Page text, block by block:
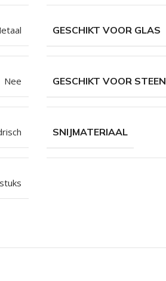
GESCHIKT VOOR GLAS
Nee GESCHIKT VOOR STEEN
SNIJMATERIAAL